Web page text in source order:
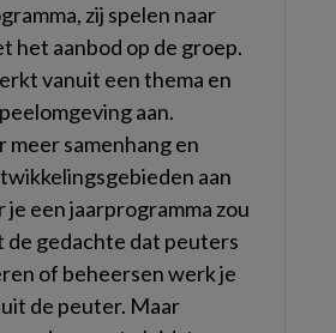
zij spelen naar
het aanbod op de groep.
vanuit een thema en
aan.
meer samenhang en
aan
je een jaarprogramma zou
de gedachte dat peuters
of beheersen werk je
de peuter. Maar